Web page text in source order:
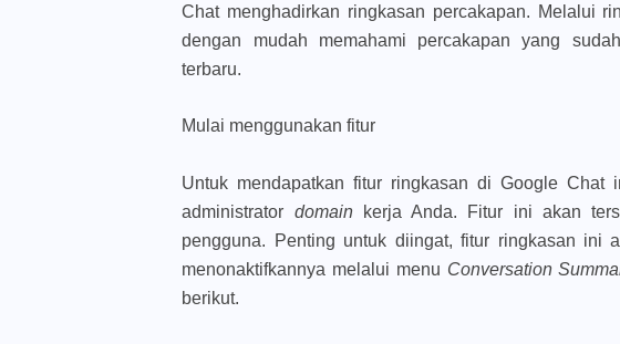
Chat menghadirkan ringkasan percakapan. Melalui
dengan mudah memahami percakapan yang
terbaru.
Mulai menggunakan fitur
Untuk mendapatkan fitur ringkasan di Google Chat
administrator domain
kerja Anda. Fitur ini akan
pengguna. Penting untuk diingat, fitur ringkasan ini
menonaktifkannya melalui menu Conversation
berikut.